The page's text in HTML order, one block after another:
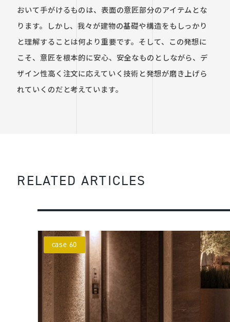
おいて手がけるものは、表面の意匠部分のアイテムとな
ります。しかし、我々が建物の基礎や構造をもしっかり
と理解することは何より重要です。そして、この発想に
こそ、意匠を根本的に安心、安全なものとしながら、デ
ザイン性高く注文に応えていく技術と発想が磨き上げら
れていくのだと考えています。
RELATED ARTICLES
case 60